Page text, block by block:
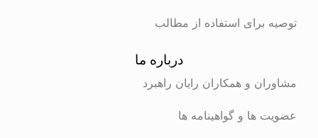
توصیه برای استفاده از مطالب
درباره ما
مشاوران و همکاران رایان راهبرد
عضویت ها و گواهینامه ها